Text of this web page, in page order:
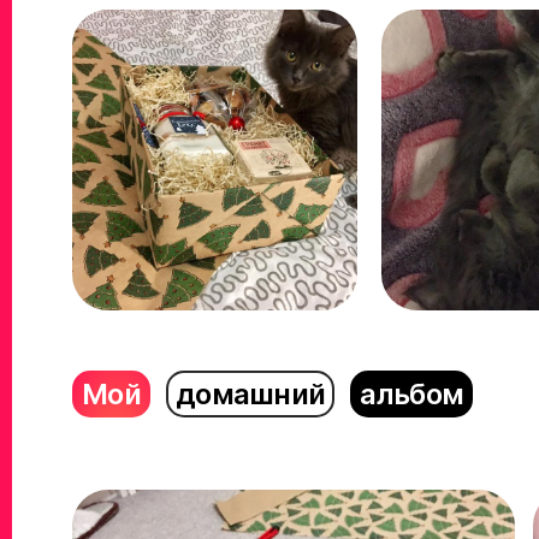
Мой домашний альбом